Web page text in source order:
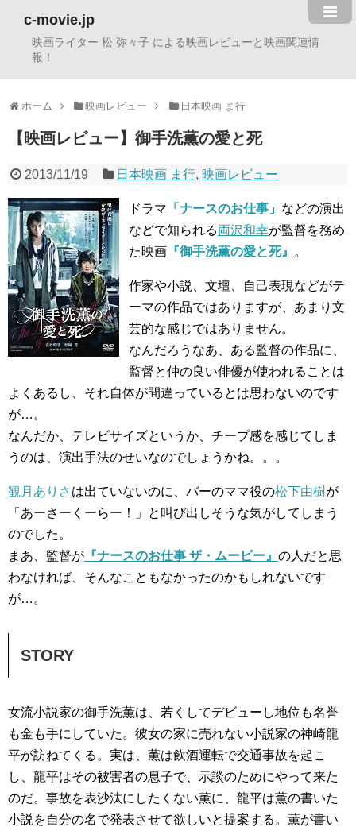
c-movie.jp
映画ライター 松 弥々子 による映画レビューと映画関連情
報！
ホーム 映画レビュー 日本映画 ま行
【映画レビュー】御手洗薫の愛と死
2013/11/19 日本映画 ま行, 映画レビュー
ドラマ 「ナースのお仕事」 などの演出
などで知られる両沢和幸が監督を務め
た映画 『御手洗薫の愛と死』 。
作家や小説、文壇、自己表現などがテ
ーマの作品ではありますが、あまり文
芸的な感じではありません。
なんだろうなあ、ある監督の作品に、
監督と仲の良い俳優が使われることは
よくあるし、それ自体が間違っているとは思わないのです
が…。
なんだか、テレビサイズというか、チープ感を感じてしま
うのは、演出手法のせいなのでしょうかね。。。
観月ありさ は出ていないのに、バーのママ役の松下由樹が
「あーさーくーらー！」と叫び出しそうな気がしてしまう
のでした。
まあ、監督が 『ナースのお仕事 ザ・ムービー』 の人だと思
わなければ、そんなこともなかったのかもしれないです
が…。
STORY
女流小説家の御手洗薫は、若くしてデビューし地位も名誉
も金も手にしていた。彼女の家に売れない小説家の神崎龍
平が訪ねてくる。実は、薫は飲酒運転で交通事故を起こ
し、龍平はその被害者の息子で、示談のためにやって来た
のだ。事故を表沙汰にしたくない薫に、龍平は薫の書いた
小説を自分の名で発表させて欲しいと提案する。薫が書い